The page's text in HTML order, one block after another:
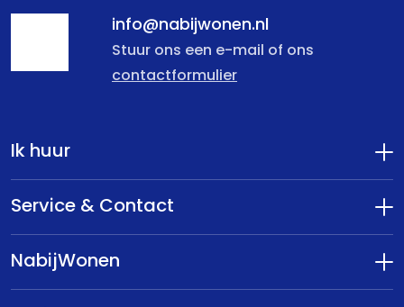
info@nabijwonen.nl
Stuur ons een e-mail of ons
contactformulier
Ik huur
Service & Contact
NabijWonen